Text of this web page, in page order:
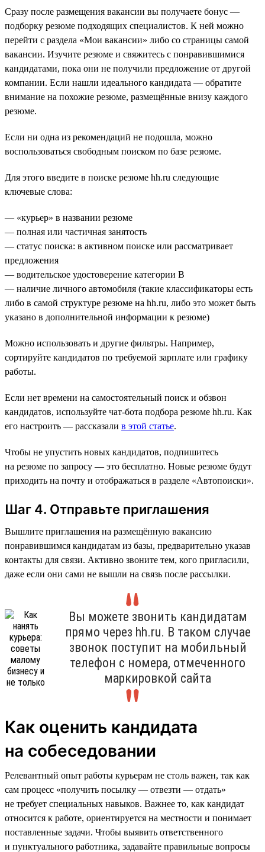
Сразу после размещения вакансии вы получаете бонус —
подборку резюме подходящих специалистов. К ней можно
перейти с раздела «Мои вакансии» либо со страницы самой
вакансии. Изучите резюме и свяжитесь с понравившимися
кандидатами, пока они не получили предложение от другой
компании. Если нашли идеального кандидата — обратите
внимание на похожие резюме, размещённые внизу каждого
резюме.
Если ни одна из рекомендаций не подошла, можно
воспользоваться свободным поиском по базе резюме.
Для этого введите в поиске резюме hh.ru следующие
ключевые слова:
— «курьер» в названии резюме
— полная или частичная занятость
— статус поиска: в активном поиске или рассматривает
предложения
— водительское удостоверение категории В
— наличие личного автомобиля (такие классификаторы есть
либо в самой структуре резюме на hh.ru, либо это может быть
указано в дополнительной информации к резюме)
Можно использовать и другие фильтры. Например,
сортируйте кандидатов по требуемой зарплате или графику
работы.
Если нет времени на самостоятельный поиск и обзвон
кандидатов, используйте чат-бота подбора резюме hh.ru. Как
его настроить — рассказали в этой статье.
Чтобы не упустить новых кандидатов, подпишитесь
на резюме по запросу — это бесплатно. Новые резюме будут
приходить на почту и отображаться в разделе «Автопоиски».
Шаг 4. Отправьте приглашения
Вышлите приглашения на размещённую вакансию
понравившимся кандидатам из базы, предварительно указав
контакты для связи. Активно звоните тем, кого пригласили,
даже если они сами не вышли на связь после рассылки.
Вы можете звонить кандидатам
прямо через hh.ru. В таком случае
звонок поступит на мобильный
телефон с номера, отмеченного
маркировкой сайта
Как оценить кандидата
на собеседовании
Релевантный опыт работы курьерам не столь важен, так как
сам процесс «получить посылку — отвезти — отдать»
не требует специальных навыков. Важнее то, как кандидат
относится к работе, ориентируется на местности и понимает
поставленные задачи. Чтобы выявить ответственного
и пунктуального работника, задавайте правильные вопросы